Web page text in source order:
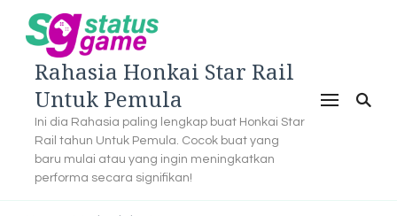
Rahasia Honkai Star Rail
Untuk Pemula
Ini dia Rahasia paling lengkap buat Honkai Star
Rail tahun Untuk Pemula. Cocok buat yang
baru mulai atau yang ingin meningkatkan
performa secara signifikan!